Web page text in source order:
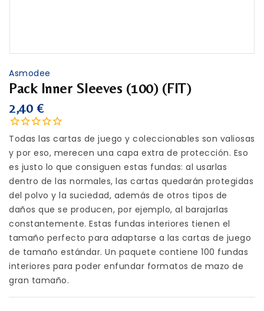
Asmodee
Pack Inner Sleeves (100) (FIT)
2,40 €
Todas las cartas de juego y coleccionables son valiosas
y por eso, merecen una capa extra de protección. Eso
es justo lo que consiguen estas fundas: al usarlas
dentro de las normales, las cartas quedarán protegidas
del polvo y la suciedad, además de otros tipos de
daños que se producen, por ejemplo, al barajarlas
constantemente. Estas fundas interiores tienen el
tamaño perfecto para adaptarse a las cartas de juego
de tamaño estándar. Un paquete contiene 100 fundas
interiores para poder enfundar formatos de mazo de
gran tamaño.